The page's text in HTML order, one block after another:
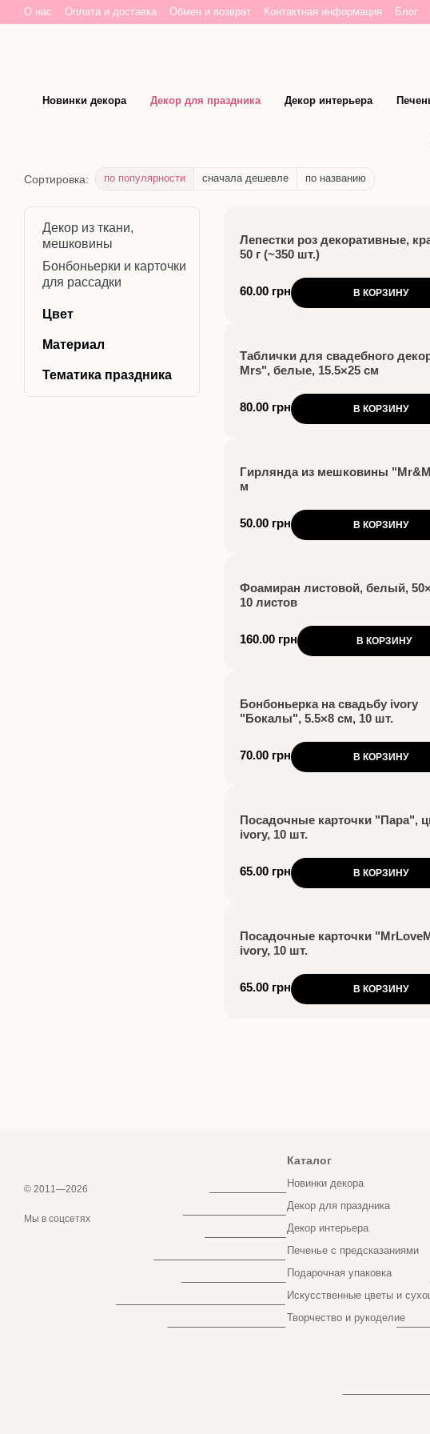
Перейти к основному контенту
О нас Оплата и доставка Обмен и возврат Контактная информация Блог
Новинки декора Декор для праздника Декор интерьера
Сортировка: по популярности сначала дешевле по названию
Лепестки роз декоративные,
50 г (~350 шт.)
60.00 грн В КОРЗИНУ
Таблички для свадебного
Mrs", белые, 15.5×25 см
80.00 грн В КОРЗИНУ
Гирлянда из мешковины
м
50.00 грн В КОРЗИНУ
Фоамиран листовой, белый,
10 листов
160.00 грн В КОРЗИНУ
Бонбоньерка на свадьбу ivory
"Бокалы", 5.5×8 см, 10 шт.
70.00 грн В КОРЗИНУ
Посадочные карточки "Пара",
ivory, 10 шт.
65.00 грн В КОРЗИНУ
Посадочные карточки
ivory, 10 шт.
65.00 грн В КОРЗИНУ
Декор из ткани,
мешковины
Бонбоньерки и карточки
для рассадки
Цвет
Материал
Тематика праздника
© 2011—2026
Online store built with Horoshop
Мы в соцсетях
Каталог
Новинки декора
Декор для праздника
Декор интерьера
Печенье с предсказаниями
Подарочная упаковка
Искусственные цветы и
Творчество и рукоделие